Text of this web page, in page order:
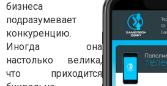
бизнеса
подразумевает
конкуренцию.
Иногда она
настолько велика,
что приходится